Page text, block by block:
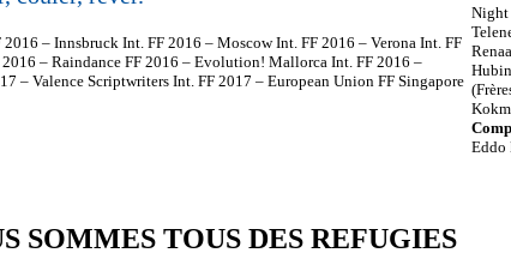
– Innsbruck Int. FF 2016 – Moscow Int. FF 2016 – Verona Int. FF
– Raindance FF 2016 – Evolution! Mallorca Int. FF 2016 –
– Valence Scriptwriters Int. FF 2017 – European Union FF Singapore
Night
Eddo
SOMMES TOUS DES REFUGIES